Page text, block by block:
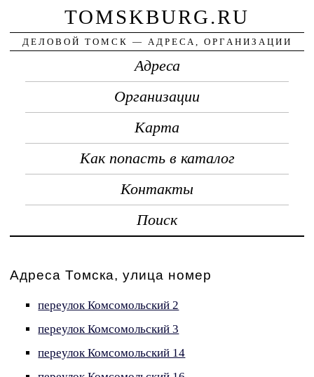
TOMSKBURG.RU
ДЕЛОВОЙ ТОМСК — АДРЕСА, ОРГАНИЗАЦИИ
Адреса
Организации
Карта
Как попасть в каталог
Контакты
Поиск
Адреса Томска, улица номер
переулок Комсомольский 2
переулок Комсомольский 3
переулок Комсомольский 14